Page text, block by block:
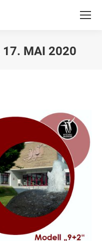
17. MAI 2020